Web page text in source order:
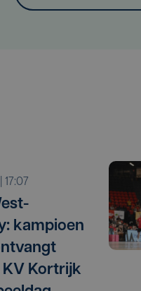
17:07
kampioen
Kortrijk